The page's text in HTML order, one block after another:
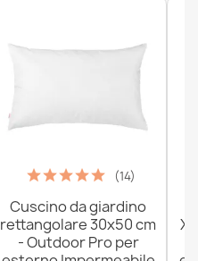
(14)
Cuscino da giardino
rettangolare 30x50 cm
- Outdoor Pro per